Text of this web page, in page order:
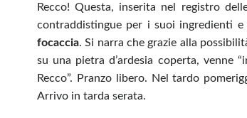
Recco! Questa, inserita nel registro
contraddistingue per i suoi ingredienti e
focaccia. Si narra che grazie alla
su una pietra d’ardesia coperta, venne
Recco”. Pranzo libero. Nel tardo
Arrivo in tarda serata.